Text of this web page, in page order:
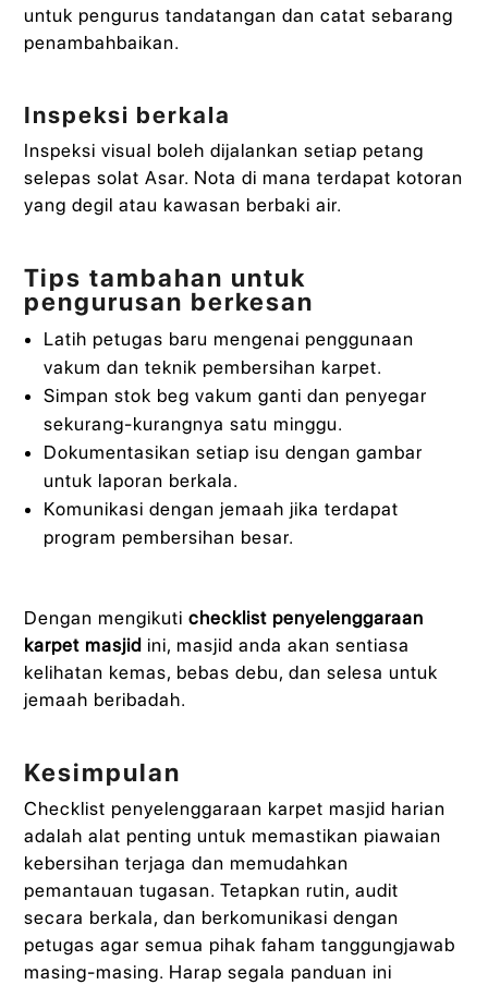
untuk pengurus tandatangan dan catat sebarang
penambahbaikan.
Inspeksi berkala
Inspeksi visual boleh dijalankan setiap petang
selepas solat Asar. Nota di mana terdapat kotoran
yang degil atau kawasan berbaki air.
Tips tambahan untuk
pengurusan berkesan
Latih petugas baru mengenai penggunaan
vakum dan teknik pembersihan karpet.
Simpan stok beg vakum ganti dan penyegar
sekurang-kurangnya satu minggu.
Dokumentasikan setiap isu dengan gambar
untuk laporan berkala.
Komunikasi dengan jemaah jika terdapat
program pembersihan besar.
Dengan mengikutichecklist penyelenggaraan
karpet masjid ini, masjid anda akan sentiasa
kelihatan kemas, bebas debu, dan selesa untuk
jemaah beribadah.
Kesimpulan
Checklist penyelenggaraan karpet masjid harian
adalah alat penting untuk memastikan piawaian
kebersihan terjaga dan memudahkan
pemantauan tugasan. Tetapkan rutin, audit
secara berkala, dan berkomunikasi dengan
petugas agar semua pihak faham tanggungjawab
masing-masing. Harap segala panduan ini